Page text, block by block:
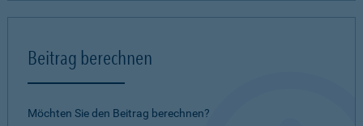
Beitrag berechnen
Möchten Sie den Beitrag berechnen?